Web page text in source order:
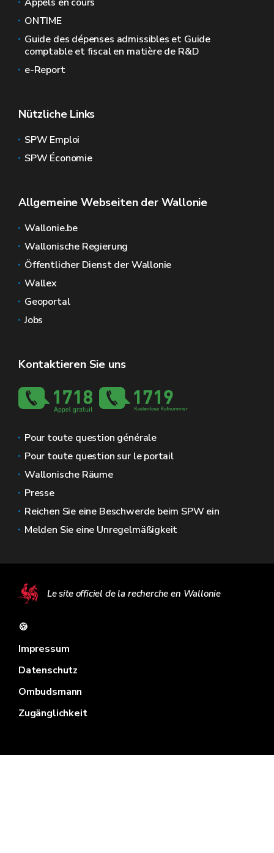
ONTIME
Guide des dépenses admissibles et Guide
comptable et fiscal en matière de R&D
e-Report
Nützliche Links
SPW Emploi
SPW Économie
Allgemeine Webseiten der Wallonie
Wallonie.be
Wallonische Regierung
Öffentlicher Dienst der Wallonie
Wallex
Geoportal
Jobs
Kontaktieren Sie uns
Pour toute question générale
Pour toute question sur le portail
Wallonische Räume
Presse
Reichen Sie eine Beschwerde beim SPW ein
Melden Sie eine Unregelmäßigkeit
Le site officiel de la recherche en Wallonie
🍪
Impressum
Datenschutz
Ombudsmann
Zugänglichkeit